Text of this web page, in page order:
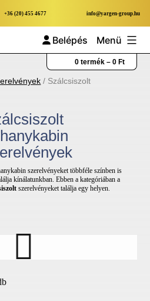
+36 (20) 455 4677 info@yargen-group.hu
Belépés Menü
0 termék – 0 Ft
/ Szálcsiszolt
szerelvényeket többféle színben is
kínálatunkban. Ebben a kategóriában a
szerelvényeket találja egy helyen.